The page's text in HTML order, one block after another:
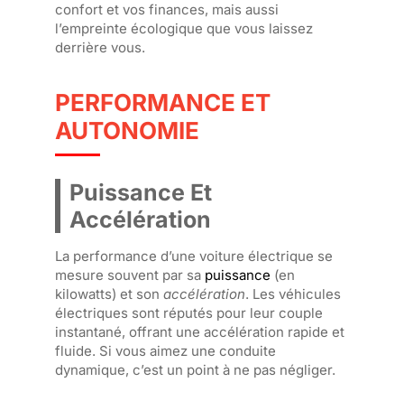
confort et vos finances, mais aussi
l’empreinte écologique que vous laissez
derrière vous.
PERFORMANCE ET
AUTONOMIE
Puissance Et
Accélération
La performance d’une voiture électrique se
mesure souvent par sa puissance (en
kilowatts) et son accélération. Les véhicules
électriques sont réputés pour leur couple
instantané, offrant une accélération rapide et
fluide. Si vous aimez une conduite
dynamique, c’est un point à ne pas négliger.